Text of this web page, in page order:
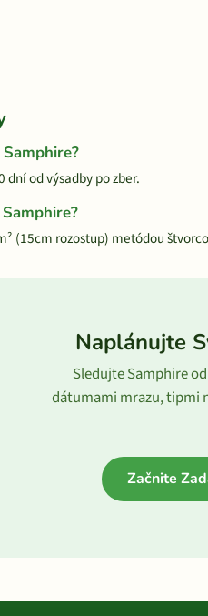
od výsadby po zber.
(15cm rozostup) metódou
Naplánujte
Sledujte Samphire
dátumami mrazu, tipmi
Začnite